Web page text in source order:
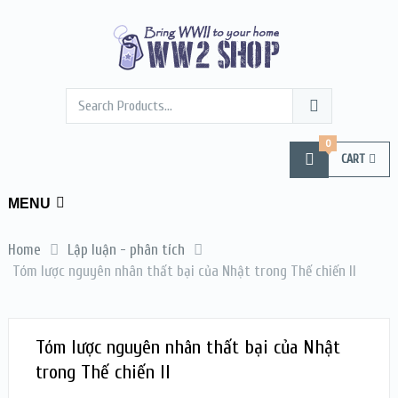
CART
0
MENU
Home
Lập luận - phân tích
Tóm lược nguyên nhân thất bại của Nhật trong Thế chiến II
Tóm lược nguyên nhân thất bại của Nhật
trong Thế chiến II